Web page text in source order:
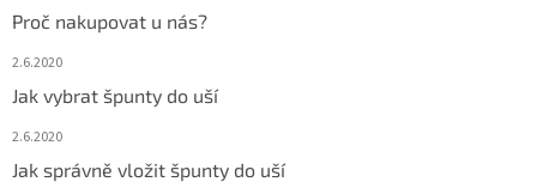
Proč nakupovat u nás?
2.6.2020
Jak vybrat špunty do uší
2.6.2020
Jak správně vložit špunty do uší